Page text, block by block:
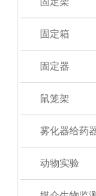
固定箱
固定器
鼠笼架
雾化器给药
动物实验